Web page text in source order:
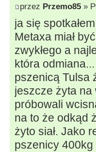
przez Przemo85 »
ja się
Metaxa miał
zwykłego a
która
pszenicą Tulsa
jeszcze żyta na
próbowali
na to że odkąd
żyto siał. Jako
pszenicy 400kg